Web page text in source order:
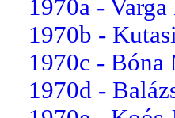
1970a -
1970b -
1970c - Bóna
1970d -